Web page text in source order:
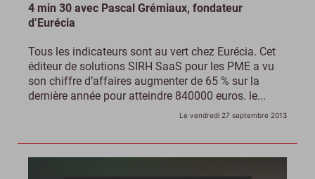
4 min 30 avec Pascal Grémiaux, fondateur
d’Eurécia
Tous les indicateurs sont au vert chez Eurécia. Cet
éditeur de solutions SIRH SaaS pour les PME a vu
son chiffre d’affaires augmenter de 65 % sur la
dernière année pour atteindre 840000 euros. le...
Le vendredi 27 septembre 2013